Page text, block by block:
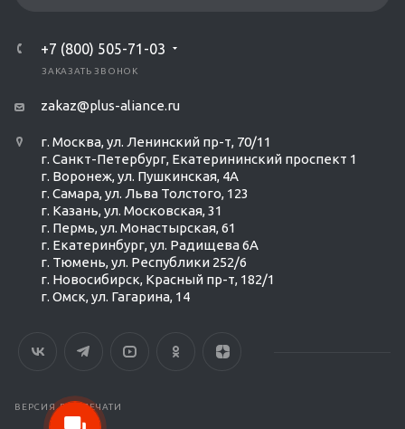
+7 (800) 505-71-03
ЗАКАЗАТЬ ЗВОНОК
zakaz@plus-aliance.ru
г. Москва, ул. Ленинский пр-т, 70/11
г. Санкт-Петербург, Екатерининский проспект 1
г. Воронеж, ул. Пушкинская, 4А
г. Самара, ул. Льва Толстого, 123
г. Казань, ул. Московская, 31
г. Пермь, ул. Монастырская, 61
г. Екатеринбург, ул. Радищева 6А
г. Тюмень, ул. Республики 252/6
г. Новосибирск, Красный пр-т, 182/1
г. Омск, ул. ​Гагарина, 14
ВЕРСИЯ ДЛЯ ПЕЧАТИ